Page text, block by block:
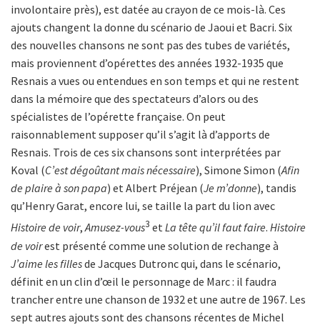
involontaire près), est datée au crayon de ce mois-là. Ces
ajouts changent la donne du scénario de Jaoui et Bacri. Six
des nouvelles chansons ne sont pas des tubes de variétés,
mais proviennent d’opérettes des années 1932-1935 que
Resnais a vues ou entendues en son temps et qui ne restent
dans la mémoire que des spectateurs d’alors ou des
spécialistes de l’opérette française. On peut
raisonnablement supposer qu’il s’agit là d’apports de
Resnais. Trois de ces six chansons sont interprétées par
Koval (C’est dégoûtant mais nécessaire), Simone Simon (Afin
de plaire à son papa) et Albert Préjean (Je m’donne), tandis
qu’Henry Garat, encore lui, se taille la part du lion avec
Histoire de voir,Amusez-vous3 etLa tête qu’il faut faire. Histoire
de voirest présenté comme une solution de rechange à
J’aime les fillesde Jacques Dutronc qui, dans le scénario,
définit en un clin d’œil le personnage de Marc : il faudra
trancher entre une chanson de 1932 et une autre de 1967. Les
sept autres ajouts sont des chansons récentes de Michel